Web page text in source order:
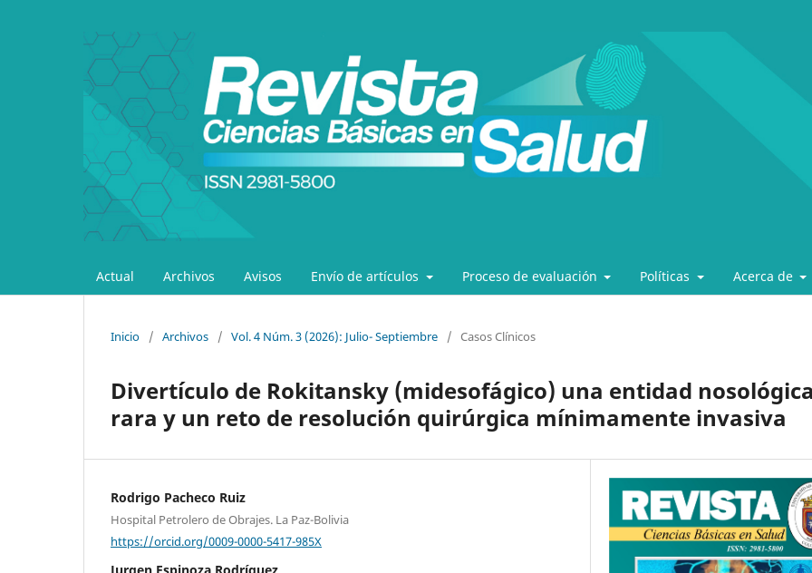
Actual Archivos Avisos Envío de artículos Proceso de evaluación Políticas Acerca de
Inicio / Archivos / Vol. 4 Núm. 3 (2026): Julio- Septiembre / Casos Clínicos
Divertículo de Rokitansky (midesofágico) una entidad nosológica
rara y un reto de resolución quirúrgica mínimamente invasiva
Rodrigo Pacheco Ruiz
Hospital Petrolero de Obrajes. La Paz-Bolivia
https://orcid.org/0009-0000-5417-985X
Jurgen Espinoza Rodríguez